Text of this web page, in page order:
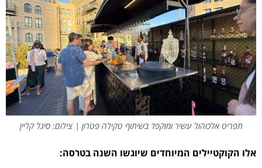
תפריט אלכוהול עשיר ומוקפד בשיתוף טקילה פטרון | צילום: סיגל קליין
אלו הקוקטיילים המיוחדים שיוגשו השנה בטרסה: